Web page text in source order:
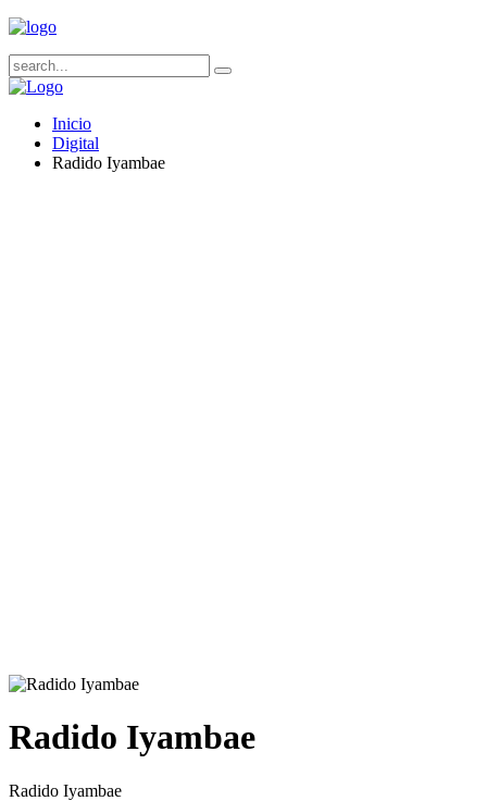
Inicio
Digital
Radido Iyambae
Radido Iyambae
Radido Iyambae